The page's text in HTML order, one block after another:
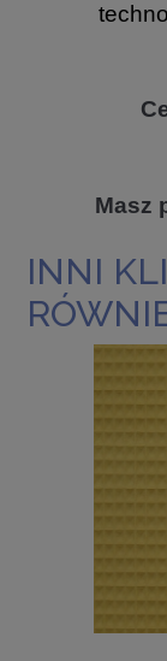
Masz
INNI